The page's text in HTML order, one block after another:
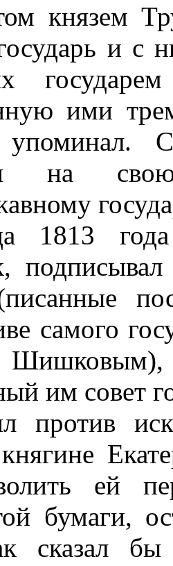
князем
и с
ими
на
1813 года
самого
им совет
против
ей
бумаги,
сказал